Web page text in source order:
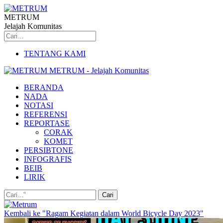
METRUM
Jelajah Komunitas
TENTANG KAMI
METRUM - Jelajah Komunitas
BERANDA
NADA
NOTASI
REFERENSI
REPORTASE
CORAK
KOMET
PERSIBTONE
INFOGRAFIS
BEIB
LIRIK
Kembali ke "Ragam Kegiatan dalam World Bicycle Day 2023"